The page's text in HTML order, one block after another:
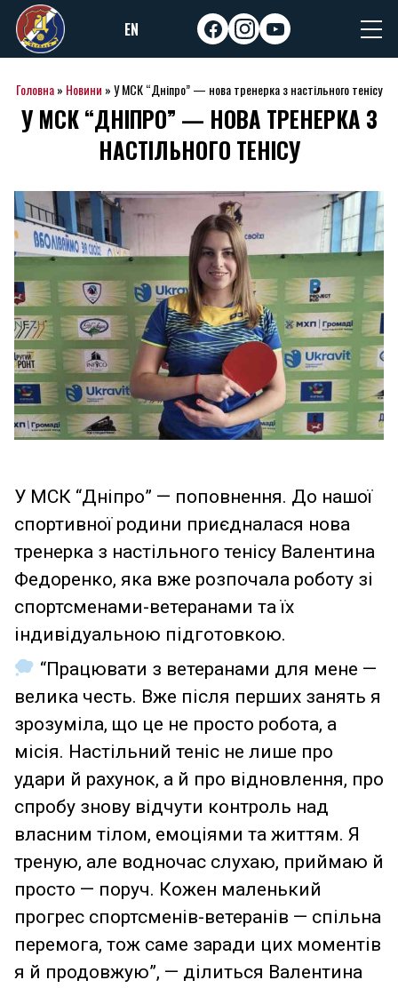
Skip
to
content
EN facebookinstagram
youtube
Головна» Новини »У МСК “Дніпро” — нова тренерка з настільного тенісу
У МСК “ДНІПРО” — НОВА ТРЕНЕРКА З
НАСТІЛЬНОГО ТЕНІСУ
У МСК “Дніпро” — поповнення. До нашої
спортивної родини приєдналася нова
тренерка з настільного тенісу Валентина
Федоренко, яка вже розпочала роботу зі
спортсменами-ветеранами та їх
індивідуальною підготовкою.
“Працювати з ветеранами для мене —
велика честь. Вже після перших занять я
зрозуміла, що це не просто робота, а
місія. Настільний теніс не лише про
удари й рахунок, а й про відновлення, про
спробу знову відчути контроль над
власним тілом, емоціями та життям. Я
треную, але водночас слухаю, приймаю й
просто — поруч. Кожен маленький
прогрес спортсменів-ветеранів — спільна
перемога, тож саме заради цих моментів
я й продовжую”, — ділиться Валентина